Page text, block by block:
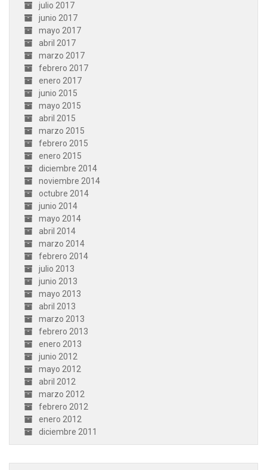
julio 2017
junio 2017
mayo 2017
abril 2017
marzo 2017
febrero 2017
enero 2017
junio 2015
mayo 2015
abril 2015
marzo 2015
febrero 2015
enero 2015
diciembre 2014
noviembre 2014
octubre 2014
junio 2014
mayo 2014
abril 2014
marzo 2014
febrero 2014
julio 2013
junio 2013
mayo 2013
abril 2013
marzo 2013
febrero 2013
enero 2013
junio 2012
mayo 2012
abril 2012
marzo 2012
febrero 2012
enero 2012
diciembre 2011